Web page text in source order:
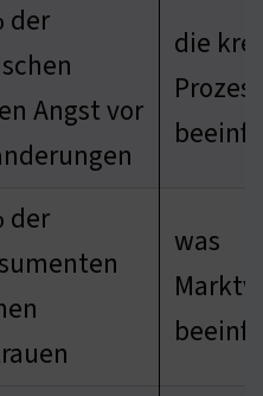
der
Angst vor
die
der
was